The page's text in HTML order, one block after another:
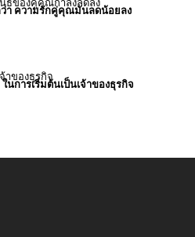
ว่า ความรักคู่คุณมันลดน้อยลง
นการเริ่มต้นเป็นเจ้าของธุรกิจ